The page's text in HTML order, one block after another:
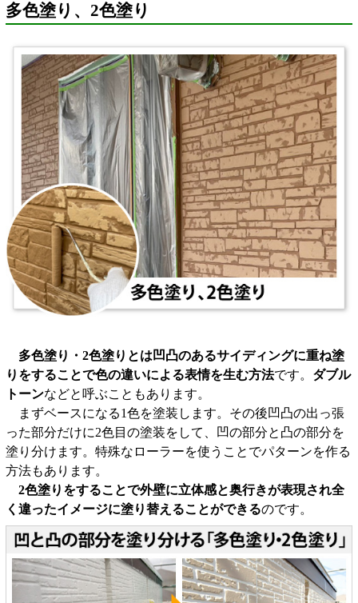
多色塗り、2色塗り
多色塗り・2色塗りとは凹凸のあるサイディングに重ね塗
りをすることで色の違いによる表情を生む方法です。 ダブル
トーンなどと呼ぶこともあります。
まずベースになる1色を塗装します。その後凹凸の出っ張
った部分だけに2色目の塗装をして、凹の部分と凸の部分を
塗り分けます。特殊なローラーを使うことでパターンを作る
方法もあります。
2色塗りをすることで外壁に立体感と奥行きが表現され全
く違ったイメージに塗り替えることができるのです。